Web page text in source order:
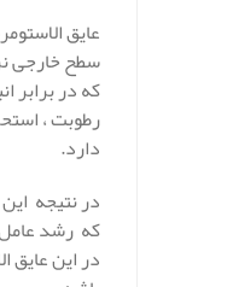
عایق
سطح خارجی
که در برابر
رطوبت ،
دارد.
در نتیجه
که رشد
در این عایق